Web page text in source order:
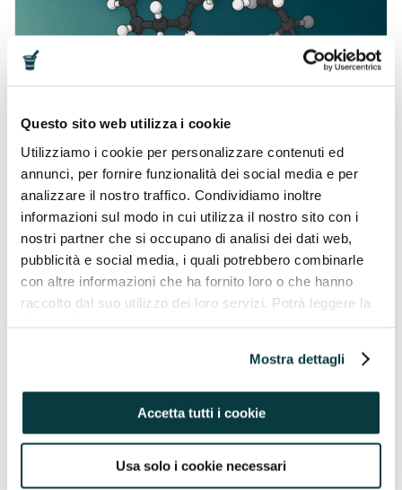
Questo sito web utilizza i cookie
Utilizziamo i cookie per personalizzare contenuti ed
annunci, per fornire funzionalità dei social media e per
analizzare il nostro traffico. Condividiamo inoltre
informazioni sul modo in cui utilizza il nostro sito con i
nostri partner che si occupano di analisi dei dati web,
pubblicità e social media, i quali potrebbero combinarle
con altre informazioni che ha fornito loro o che hanno
raccolto dal suo utilizzo dei loro servizi. Potrà leggere la
Mostra dettagli
Accetta tutti i cookie
Usa solo i cookie necessari
sì, forse avrai già sentito dire che è “un antiossidante
naturale tra i più potenti” ma senza che nessuno ti
spiegasse cosa...
Continua
08/09/2025
BENESSERE PSICOFISICO
Come riacquistare energia mentale
Soffri di stanchezza fisica e mentale con l’arrivo del
caldo? Ogni estate ti ritrovi a dover affrontare sempre
la stessa situazione e a chiederti “come posso avere